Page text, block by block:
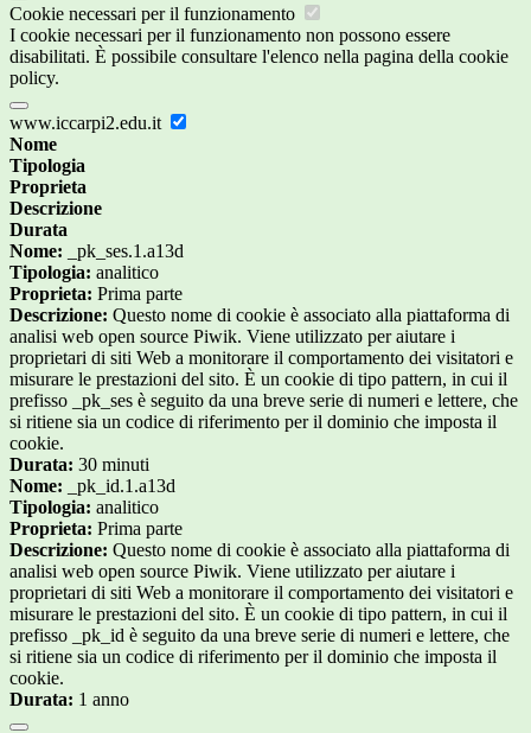
Cookie necessari per il funzionamento
I cookie necessari per il funzionamento non possono essere
disabilitati. È possibile consultare l'elenco nella pagina della cookie
policy.
www.iccarpi2.edu.it
Nome
Tipologia
Proprieta
Descrizione
Durata
Nome: _pk_ses.1.a13d
Tipologia: analitico
Proprieta: Prima parte
Descrizione: Questo nome di cookie è associato alla piattaforma di
analisi web open source Piwik. Viene utilizzato per aiutare i
proprietari di siti Web a monitorare il comportamento dei visitatori e
misurare le prestazioni del sito. È un cookie di tipo pattern, in cui il
prefisso _pk_ses è seguito da una breve serie di numeri e lettere, che
si ritiene sia un codice di riferimento per il dominio che imposta il
cookie.
Durata: 30 minuti
Nome: _pk_id.1.a13d
Tipologia: analitico
Proprieta: Prima parte
Descrizione: Questo nome di cookie è associato alla piattaforma di
analisi web open source Piwik. Viene utilizzato per aiutare i
proprietari di siti Web a monitorare il comportamento dei visitatori e
misurare le prestazioni del sito. È un cookie di tipo pattern, in cui il
prefisso _pk_id è seguito da una breve serie di numeri e lettere, che
si ritiene sia un codice di riferimento per il dominio che imposta il
cookie.
Durata: 1 anno